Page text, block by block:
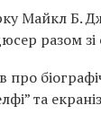
Майкл Б.
разом
про
та